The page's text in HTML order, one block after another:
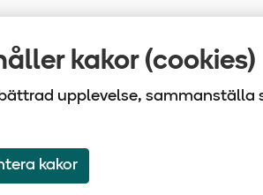
kakor (cookies)
upplevelse,
kakor
Om webbplatsen